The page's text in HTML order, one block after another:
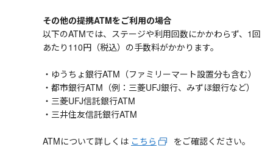
その他の提携ATMをご利用の場合
以下のATMでは、ステージや利用回数にかかわらず、1回
あたり110円（税込）の手数料がかかります。
・ゆうちょ銀行ATM（ファミリーマート設置分も含む）
・都市銀行ATM（例：三菱UFJ銀行、みずほ銀行など）
・三菱UFJ信託銀行ATM
・三井住友信託銀行ATM
ATMについて詳しくは こちら をご確認ください。